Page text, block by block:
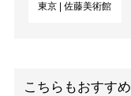
東京
佐藤美術館
こちらもおすすめ